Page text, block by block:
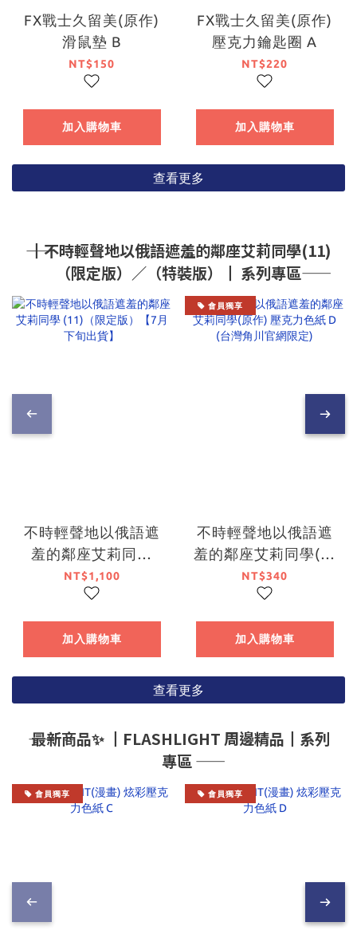
FX戰士久留美(原作)
滑鼠墊 B
NT$150
加入購物車
FX戰士久留美(原作)
壓克力鑰匙圈 A
NT$220
加入購物車
查看更多
―― ┃不時輕聲地以俄語遮羞的鄰座艾莉同學(11)
（限定版）／（特裝版）┃ 系列專區――
不時輕聲地以俄語遮
羞的鄰座艾莉同學
(11)（限定版）【7月
下旬出貨】
NT$1,100
加入購物車
會員獨享
不時輕聲地以俄語遮
羞的鄰座艾莉同學(原
作) 壓克力色紙 D (台
灣角川官網限定)
NT$340
加入購物車
查看更多
―― 最新商品✨ ┃FLASHLIGHT 周邊精品┃系列
專區 ――
會員獨享 會員獨享